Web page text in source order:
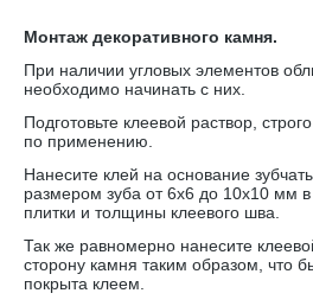
Монтаж декоративного камня.
При наличии угловых элементов
необходимо начинать с них.
Подготовьте клеевой раствор,
по применению.
Нанесите клей на основание
размером зуба от 6х6 до 10х10 мм
плитки и толщины клеевого шва.
Так же равномерно нанесите
сторону камня таким образом, что
покрыта клеем.